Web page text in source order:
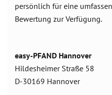
persönlich für eine
Bewertung zur Verfügung.
easy-PFAND Hannover
Hildesheimer Straße 58
D-30169 Hannover